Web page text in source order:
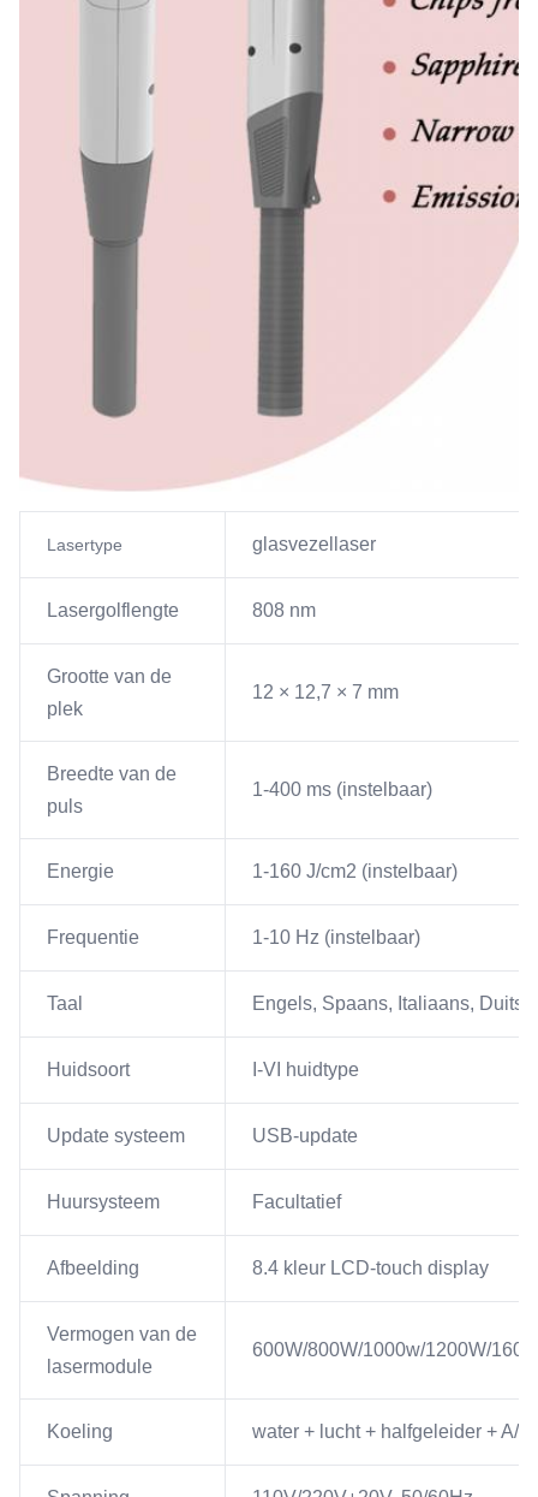
Lasertype glasvezellaser
Lasergolflengte 808 nm
Grootte van de
plek
12 × 12,7 × 7 mm
Breedte van de
puls
1-400 ms (instelbaar)
Energie 1-160 J/cm2 (instelbaar)
Frequentie 1-10 Hz (instelbaar)
Taal Engels, Spaans, Italiaans, Duits,
Huidsoort I-VI huidtype
Update systeem USB-update
Huursysteem Facultatief
Afbeelding 8.4 kleur LCD-touch display
Vermogen van de
lasermodule
600W/800W/1000w/1200W/
Koeling water + lucht + halfgeleider + A/C